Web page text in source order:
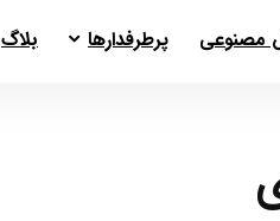
مصنوعی پرطرفدارها بلاگ